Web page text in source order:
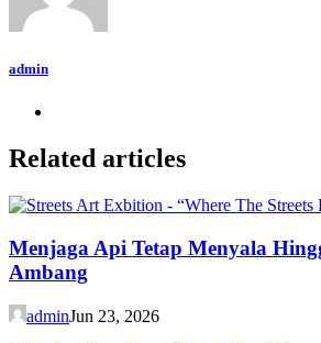
admin
Related articles
Menjaga Api Tetap Menyala
Ambang
adminJun 23, 2026